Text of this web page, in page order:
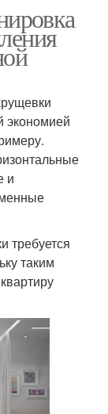
экономией
и
требуется
таким